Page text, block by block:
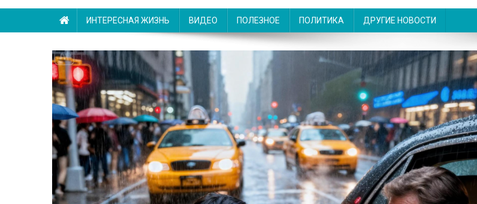
ИНТЕРЕСНАЯ ЖИЗНЬ ВИДЕО ПОЛЕЗНОЕ ПОЛИТИКА ДРУГИЕ НОВОСТИ